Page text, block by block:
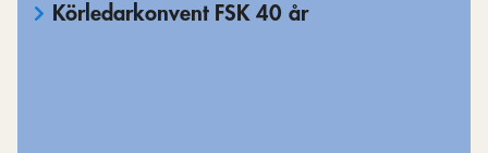
Körledarkonvent FSK 40 år